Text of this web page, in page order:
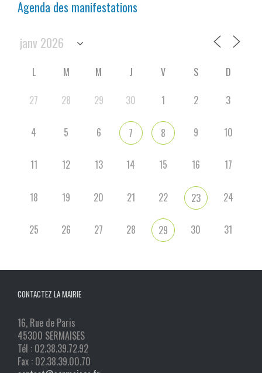
Agenda des manifestations
L M M J V S
D
27
28 29 30 1 2 3
4 5 6 7 8 9 10
11 12 13 14 15 16 17
18 19 20 21 22 23 24
25 26 27 28 29 30 31
CONTACTEZ LA MAIRIE
16, Rue de Paris
45300 SERMAISES
Tél : 02.38.39.72.92
Fax : 02.38.39.00.70